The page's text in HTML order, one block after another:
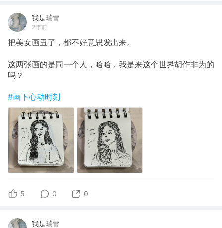
我是瑞雪
2年前
把美女画丑了，都不好意思发出来。
这两张画的是同一个人，哈哈，我是来这个世界胡作非为的
吗？
#画下心动时刻
5 0 0
我是瑞雪